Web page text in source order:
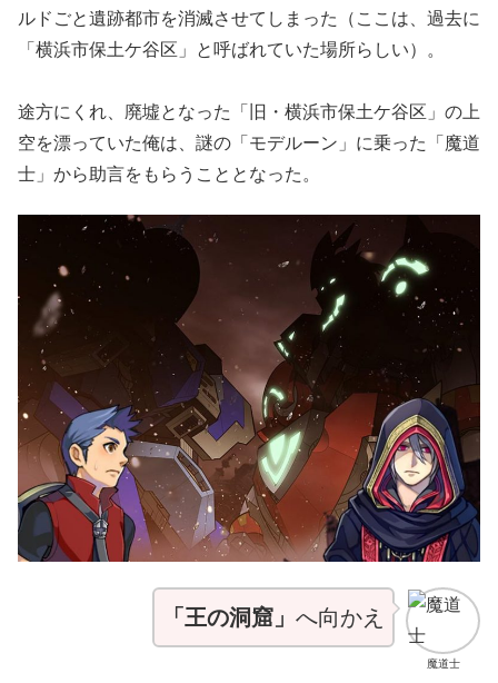
ルドごと遺跡都市を消滅させてしまった（ここは、過去に
「横浜市保土ケ谷区」と呼ばれていた場所らしい）。
途方にくれ、廃墟となった「旧・横浜市保土ケ谷区」の上
空を漂っていた俺は、謎の「モデルーン」に乗った「魔道
士」から助言をもらうこととなった。
魔道士
「王の洞窟」へ向かえ